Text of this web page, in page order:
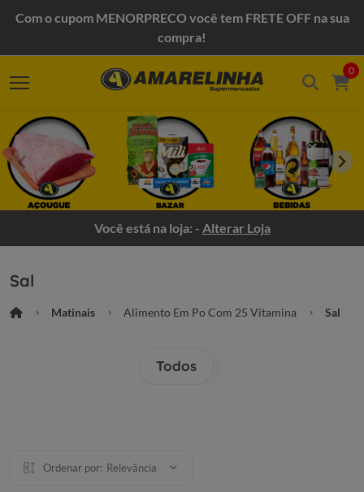
Com o cupom MENORPRECO você tem FRETE OFF na sua
compra!
0
Você está na loja: - Alterar Loja
Sal
Matinais Alimento Em Po Com 25 Vitamina Sal
Todos
Ordenar por: Relevância